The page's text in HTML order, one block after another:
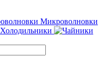
Микроволновки
Холодильники